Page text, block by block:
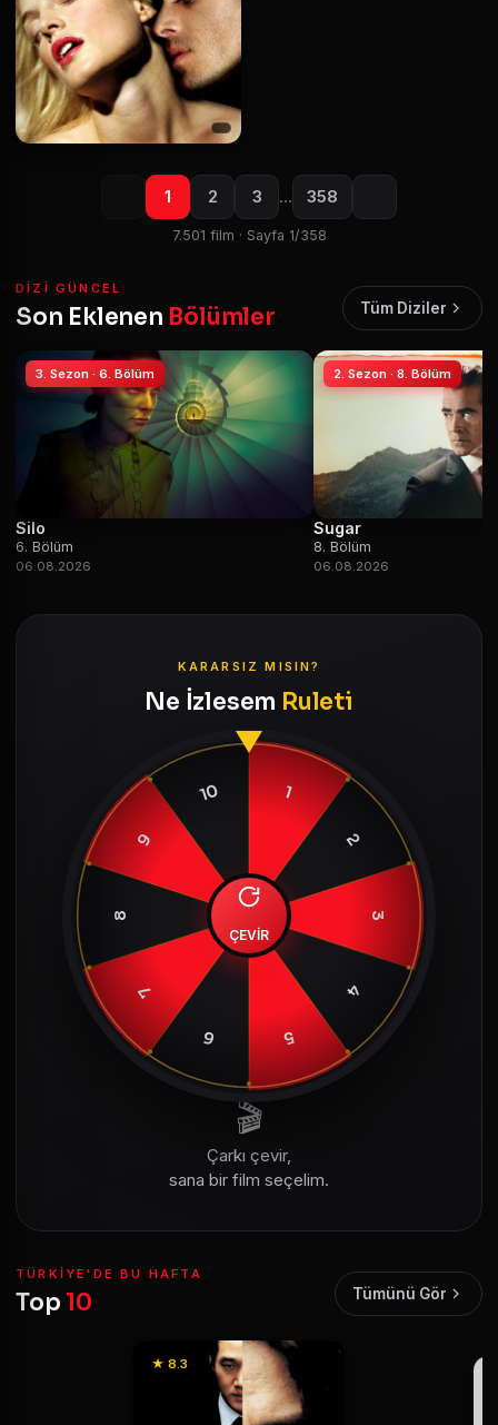
1 2 3 … 358
7.501 film · Sayfa 1/358
DIZI GÜNCEL
Son Eklenen Bölümler Tüm Diziler
3. Sezon · 6. Bölüm
Silo
6. Bölüm
06.08.2026
2. Sezon · 8. Bölüm
Sugar
8. Bölüm
06.08.2026
KARARSIZ MISIN?
Ne İzlesem Ruleti
1
2
3
4
5
6
7
8
9
10
ÇEVİR
🎬
Çarkı çevir,
sana bir film seçelim.
TÜRKIYE'DE BU HAFTA
Top 10 Tümünü Gör
★ 8.3